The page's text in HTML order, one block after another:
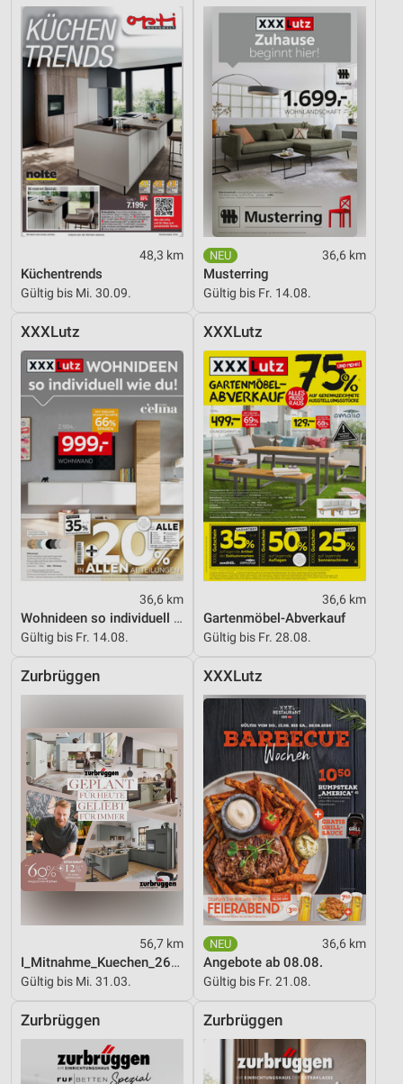
48,3 km
Küchentrends
Gültig bis Mi. 30.09.
36,6 km
Musterring
Gültig bis Fr. 14.08.
XXXLutz
36,6 km
Wohnideen so individuell wie du!
Gültig bis Fr. 14.08.
XXXLutz
36,6 km
Gartenmöbel-Abverkauf
Gültig bis Fr. 28.08.
Zurbrüggen
56,7 km
I_Mitnahme_Kuechen_26_ES
Gültig bis Mi. 31.03.
XXXLutz
36,6 km
Angebote ab 08.08.
Gültig bis Fr. 21.08.
Zurbrüggen Zurbrüggen